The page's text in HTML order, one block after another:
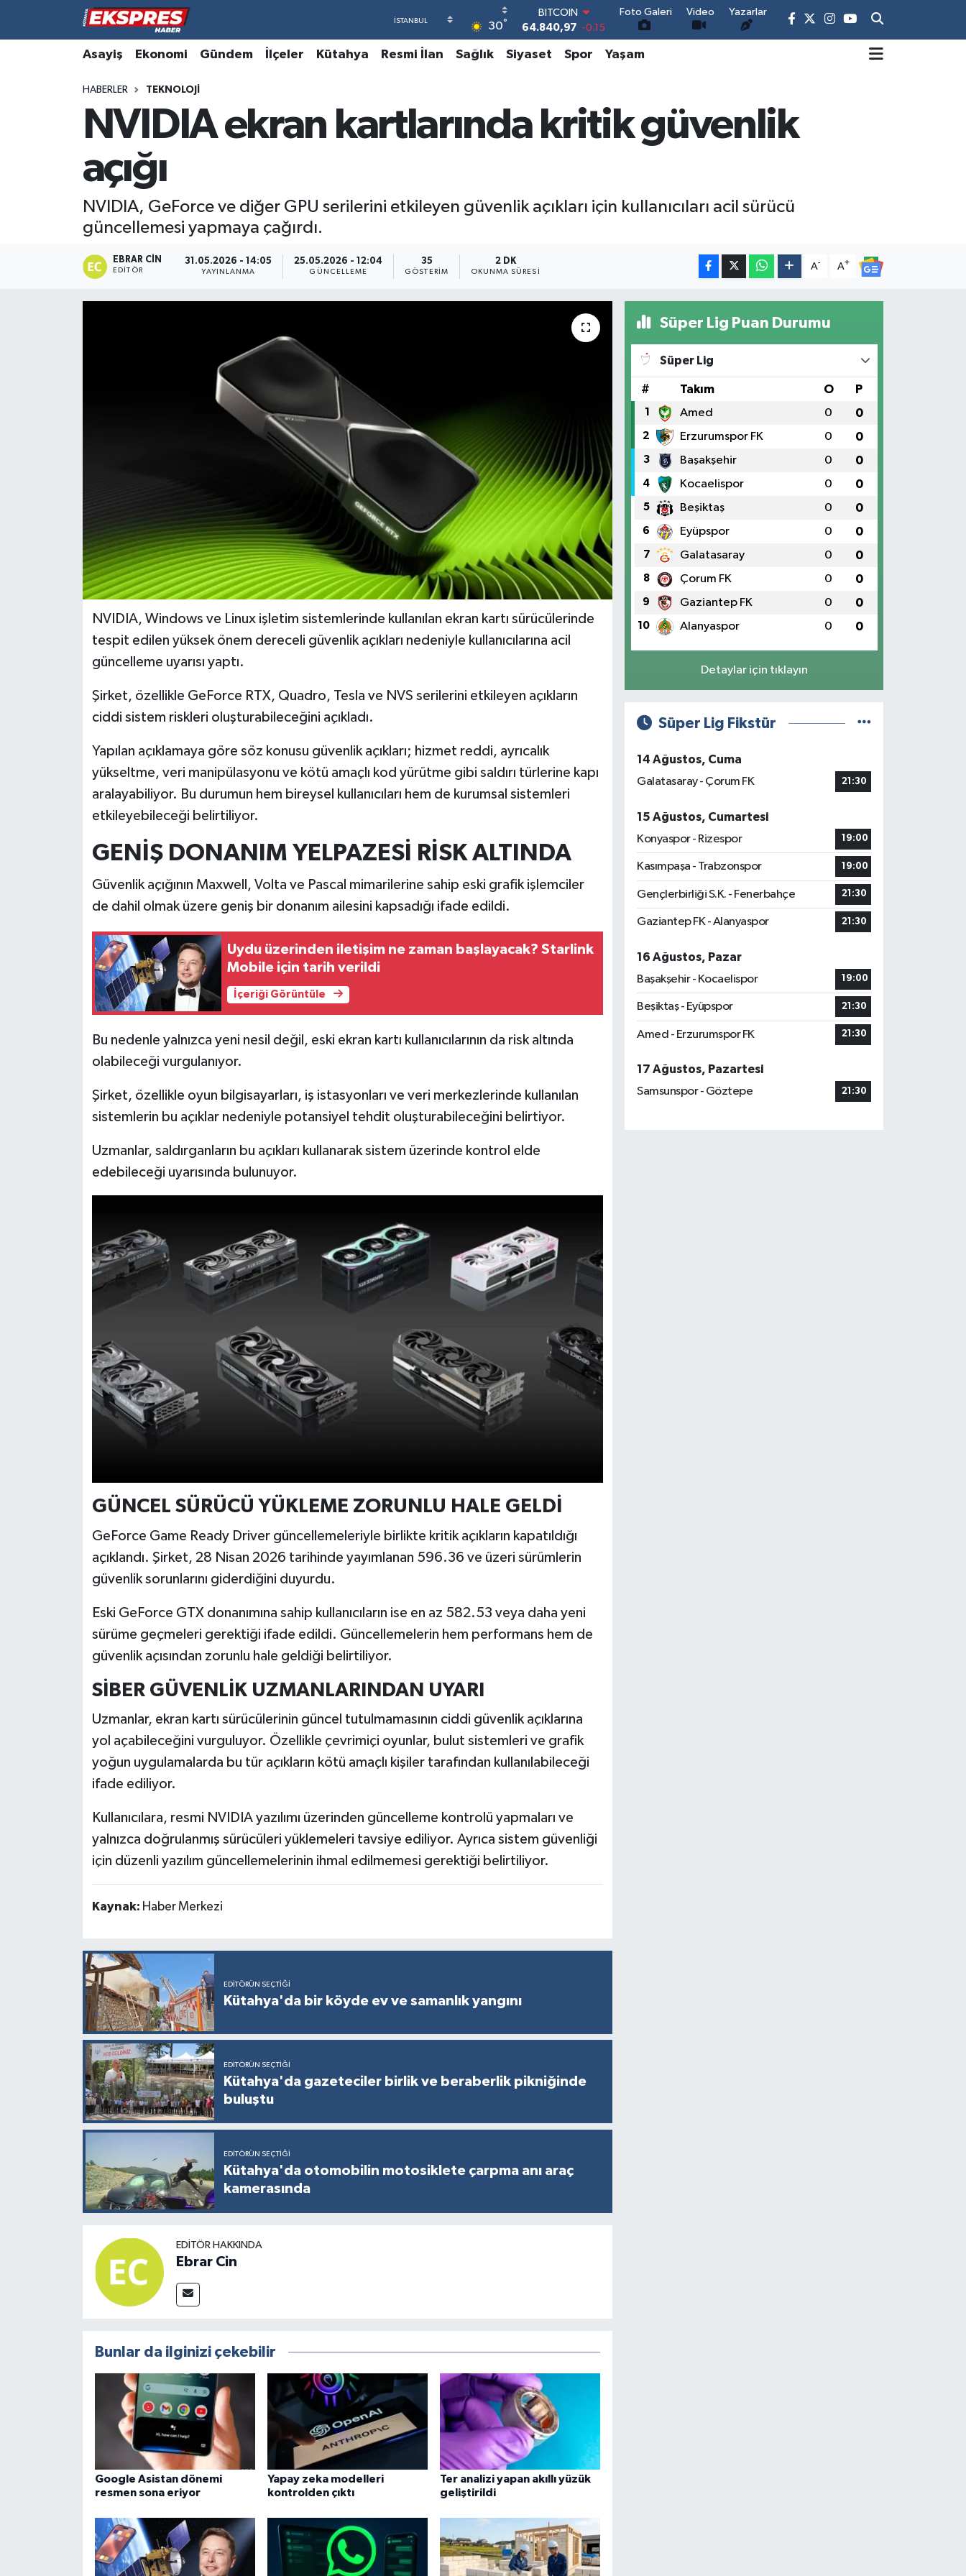
30°
DOLAR
47,7436
0.18
EURO
55,2510 0.32
6660.55 0
BİST100
Foto Galeri Video Yazarlar
Asayiş Ekonomi Gündem İlçeler Kütahya Resmi İlan Sağlık Siyaset Spor Yaşam
HABERLER TEKNOLOJI
NVIDIA ekran kartlarında kritik güvenlik
açığı
NVIDIA, GeForce ve diğer GPU serilerini etkileyen güvenlik açıkları için kullanıcıları acil sürücü
güncellemesi yapmaya çağırdı.
EBRAR CIN
EDITÖR
31.05.2026 - 14:05
YAYINLANMA
25.05.2026 - 12:04
GÜNCELLEME
35
GÖSTERIM
2 DK
OKUNMA SÜRESI
A- A+
NVIDIA, Windows ve Linux işletim sistemlerinde kullanılan ekran kartı sürücülerinde
tespit edilen yüksek önem dereceli güvenlik açıkları nedeniyle kullanıcılarına acil
güncelleme uyarısı yaptı.
Şirket, özellikle GeForce RTX, Quadro, Tesla ve NVS serilerini etkileyen açıkların
ciddi sistem riskleri oluşturabileceğini açıkladı.
Yapılan açıklamaya göre söz konusu güvenlik açıkları; hizmet reddi, ayrıcalık
yükseltme, veri manipülasyonu ve kötü amaçlı kod yürütme gibi saldırı türlerine kapı
aralayabiliyor. Bu durumun hem bireysel kullanıcıları hem de kurumsal sistemleri
etkileyebileceği belirtiliyor.
GENİŞ DONANIM YELPAZESİ RİSK ALTINDA
Güvenlik açığının Maxwell, Volta ve Pascal mimarilerine sahip eski grafik işlemciler
de dahil olmak üzere geniş bir donanım ailesini kapsadığı ifade edildi.
Uydu üzerinden iletişim ne zaman başlayacak? Starlink
Mobile için tarih verildi
İçeriği Görüntüle
Bu nedenle yalnızca yeni nesil değil, eski ekran kartı kullanıcılarının da risk altında
olabileceği vurgulanıyor.
Şirket, özellikle oyun bilgisayarları, iş istasyonları ve veri merkezlerinde kullanılan
sistemlerin bu açıklar nedeniyle potansiyel tehdit oluşturabileceğini belirtiyor.
Uzmanlar, saldırganların bu açıkları kullanarak sistem üzerinde kontrol elde
edebileceği uyarısında bulunuyor.
GÜNCEL SÜRÜCÜ YÜKLEME ZORUNLU HALE GELDİ
GeForce Game Ready Driver güncellemeleriyle birlikte kritik açıkların kapatıldığı
açıklandı. Şirket, 28 Nisan 2026 tarihinde yayımlanan 596.36 ve üzeri sürümlerin
güvenlik sorunlarını giderdiğini duyurdu.
Eski GeForce GTX donanımına sahip kullanıcıların ise en az 582.53 veya daha yeni
sürüme geçmeleri gerektiği ifade edildi. Güncellemelerin hem performans hem de
güvenlik açısından zorunlu hale geldiği belirtiliyor.
SİBER GÜVENLİK UZMANLARINDAN UYARI
Uzmanlar, ekran kartı sürücülerinin güncel tutulmamasının ciddi güvenlik açıklarına
yol açabileceğini vurguluyor. Özellikle çevrimiçi oyunlar, bulut sistemleri ve grafik
yoğun uygulamalarda bu tür açıkların kötü amaçlı kişiler tarafından kullanılabileceği
ifade ediliyor.
Kullanıcılara, resmi NVIDIA yazılımı üzerinden güncelleme kontrolü yapmaları ve
yalnızca doğrulanmış sürücüleri yüklemeleri tavsiye ediliyor. Ayrıca sistem güvenliği
için düzenli yazılım güncellemelerinin ihmal edilmemesi gerektiği belirtiliyor.
Kaynak: Haber Merkezi
EDITÖRÜN SEÇTIĞI
Kütahya'da bir köyde ev ve samanlık yangını
EDITÖRÜN SEÇTIĞI
Kütahya'da gazeteciler birlik ve beraberlik pikniğinde
buluştu
EDITÖRÜN SEÇTIĞI
Kütahya'da otomobilin motosiklete çarpma anı araç
kamerasında
EDITÖR HAKKINDA
Ebrar Cin
Bunlar da ilginizi çekebilir
Google Asistan dönemi
resmen sona eriyor
Yapay zeka modelleri
kontrolden çıktı
Ter analizi yapan akıllı yüzük
geliştirildi
Süper Lig Puan Durumu
Süper Lig
# Takım O P
1 Amed 0 0
2 Erzurumspor FK 0 0
3 Başakşehir 0 0
4 Kocaelispor 0 0
5 Beşiktaş 0 0
6 Eyüpspor 0 0
7 Galatasaray 0 0
8 Çorum FK 0 0
9 Gaziantep FK 0 0
10 Alanyaspor 0 0
Detaylar için tıklayın
Süper Lig Fikstür
14 Ağustos, Cuma
Galatasaray - Çorum FK
21:30
15 Ağustos, Cumartesi
Konyaspor - Rizespor
19:00
Kasımpaşa - Trabzonspor 19:00
Gençlerbirliği S.K. - Fenerbahçe 21:30
Gaziantep FK - Alanyaspor 21:30
16 Ağustos, Pazar
Başakşehir - Kocaelispor
19:00
Beşiktaş - Eyüpspor 21:30
Amed - Erzurumspor FK 21:30
17 Ağustos, Pazartesi
Samsunspor - Göztepe
21:30
Altıntaş
Biyografiler
Çavdarhisar
Domaniç
Köşe Yazıları
Kültür Sanat
Otomobil
Resmi İlan
Rüya Tabirleri
Teknoloji
Yemek Tarifleri
Hava Durumu
Trafik Durumu
Süper Lig Puan Durumu ve Fikstür
Tüm Manşetler
Son Dakika Haberleri
Haber Arşivi